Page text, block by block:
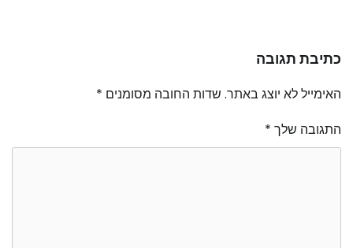
כתיבת תגובה
האימייל לא יוצג באתר. שדות החובה מסומנים *
התגובה שלך *